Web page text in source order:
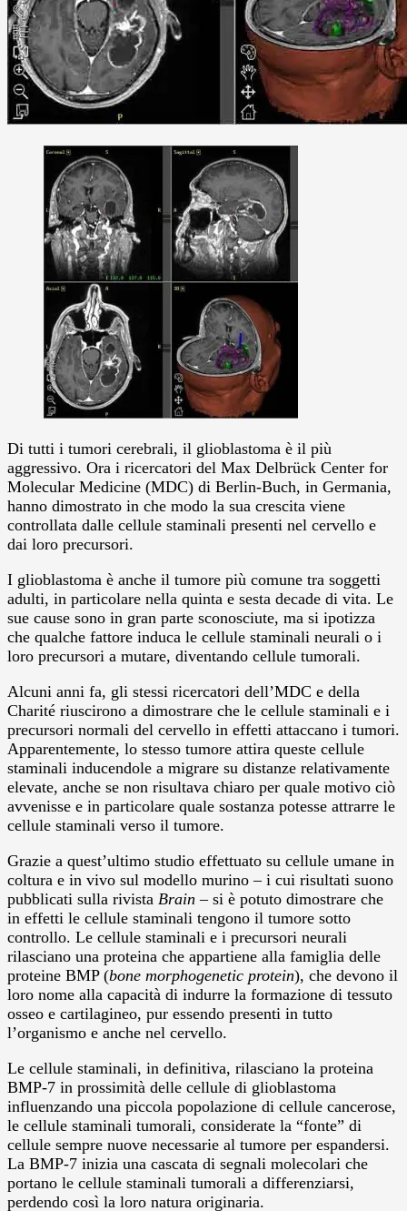
Di tutti i tumori cerebrali, il glioblastoma è il più
aggressivo. Ora i ricercatori del Max Delbrück Center for
Molecular Medicine (MDC) di Berlin-Buch, in Germania,
hanno dimostrato in che modo la sua crescita viene
controllata dalle cellule staminali presenti nel cervello e
dai loro precursori.
I glioblastoma è anche il tumore più comune tra soggetti
adulti, in particolare nella quinta e sesta decade di vita. Le
sue cause sono in gran parte sconosciute, ma si ipotizza
che qualche fattore induca le cellule staminali neurali o i
loro precursori a mutare, diventando cellule tumorali.
Alcuni anni fa, gli stessi ricercatori dell’MDC e della
Charité riuscirono a dimostrare che le cellule staminali e i
precursori normali del cervello in effetti attaccano i tumori.
Apparentemente, lo stesso tumore attira queste cellule
staminali inducendole a migrare su distanze relativamente
elevate, anche se non risultava chiaro per quale motivo ciò
avvenisse e in particolare quale sostanza potesse attrarre le
cellule staminali verso il tumore.
Grazie a quest’ultimo studio effettuato su cellule umane in
coltura e in vivo sul modello murino – i cui risultati suono
pubblicati sulla rivista Brain – si è potuto dimostrare che
in effetti le cellule staminali tengono il tumore sotto
controllo. Le cellule staminali e i precursori neurali
rilasciano una proteina che appartiene alla famiglia delle
proteine BMP (bone morphogenetic protein), che devono il
loro nome alla capacità di indurre la formazione di tessuto
osseo e cartilagineo, pur essendo presenti in tutto
l’organismo e anche nel cervello.
Le cellule staminali, in definitiva, rilasciano la proteina
BMP-7 in prossimità delle cellule di glioblastoma
influenzando una piccola popolazione di cellule cancerose,
le cellule staminali tumorali, considerate la “fonte” di
cellule sempre nuove necessarie al tumore per espandersi.
La BMP-7 inizia una cascata di segnali molecolari che
portano le cellule staminali tumorali a differenziarsi,
perdendo così la loro natura originaria.